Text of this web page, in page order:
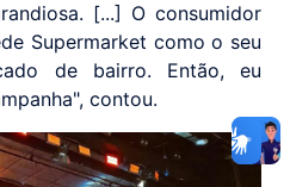
[...] O consumidor
Supermarket como o seu
de bairro. Então, eu
contou.